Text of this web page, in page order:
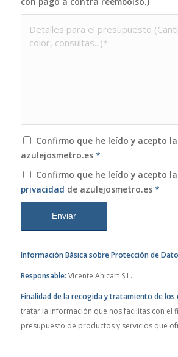
Confirmo que he leído y acepto
azulejosmetro.es *
Confirmo que he leído y acepto la
privacidad de azulejosmetro.es *
Información Básica sobre Protección de
Responsable: Vicente Ahicart S.L.
Finalidad de la recogida y tratamiento de los
tratar la información que nos facilitas con el
presupuesto de productos y servicios que